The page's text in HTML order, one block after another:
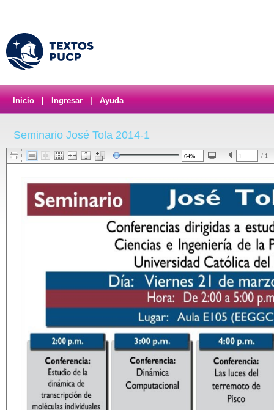
Inicio Ingresar Ayuda
Seminario José Tola 2014-1
/ 1